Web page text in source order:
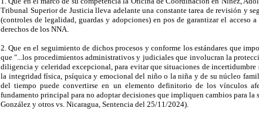
Tribunal Superior de Justicia lleva adelante una constante tarea de revisión y
(controles de legalidad, guardas y adopciones) en pos de garantizar el acceso
derechos de los NNA.
2. Que en el seguimiento de dichos procesos y conforme los estándares que
que "...los procedimientos administrativos y judiciales que involucran la
diligencia y celeridad excepcional, para evitar que situaciones de incertidumbre
la integridad física, psíquica y emocional del niño o la niña y de su núcleo
del tiempo puede convertirse en un elemento definitorio de los vínculos
fundamento principal para no adoptar decisiones que impliquen cambios para
González y otros vs. Nicaragua, Sentencia del 25/11/2024).